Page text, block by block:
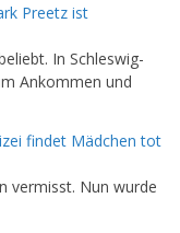
Preetz ist
In Schleswig-
Ankommen und
findet Mädchen tot
vermisst. Nun wurde